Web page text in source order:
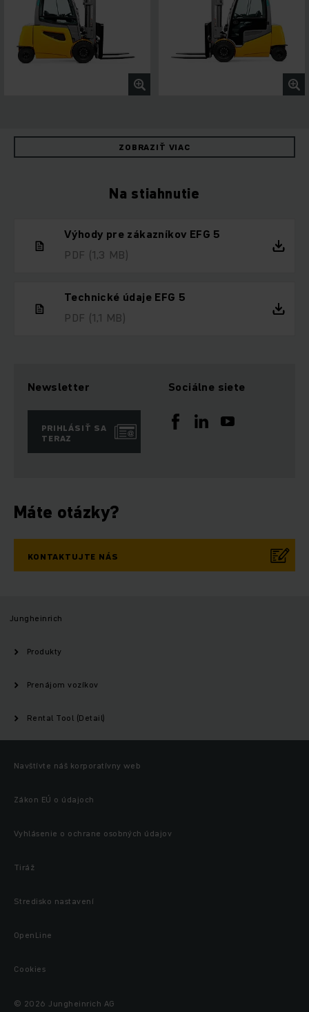
ZOBRAZIŤ VIAC
Na stiahnutie
Výhody pre zákazníkov EFG 5
PDF (1,3 MB)
Technické údaje EFG 5
PDF (1,1 MB)
Newsletter
PRIHLÁSIŤ SA
TERAZ
Sociálne siete
Máte otázky?
KONTAKTUJTE NÁS
Jungheinrich
Produkty
Prenájom vozíkov
Rental Tool (Detail)
Navštívte náš korporatívny web
Zákon EÚ o údajoch
Vyhlásenie o ochrane osobných údajov
Tiráž
Stredisko nastavení
OpenLine
Cookies
© 2026 Jungheinrich AG